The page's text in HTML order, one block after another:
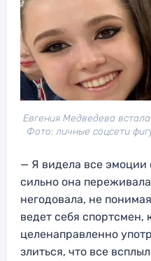
Евгения Медведева
Фото: личные соцсети
— Я видела все эмоции
сильно она
негодовала, не
ведет себя спортсмен,
целенаправленно
злиться, что все